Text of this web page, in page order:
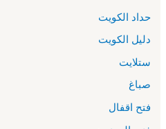
حداد الكويت
دليل الكويت
ستلايت
صباغ
فتح اقفال